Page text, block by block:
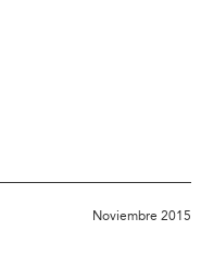
Noviembre 2015